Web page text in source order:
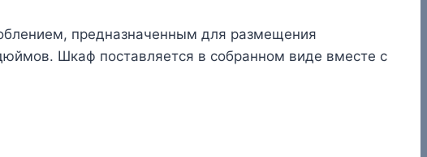
предназначенным для размещения
Шкаф поставляется в собранном виде вместе с